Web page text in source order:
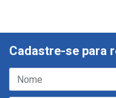
Cadastre-se para